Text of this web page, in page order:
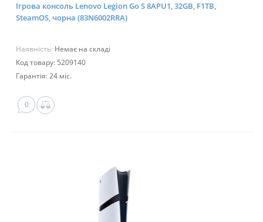
Ігрова консоль Lenovo Legion Go S 8APU1, 32GB, F1TB,
SteamOS, чорна (83N6002RRA)
Наявність: Немає на складі
Код товару: 5209140
Гарантія: 24 міс.
0